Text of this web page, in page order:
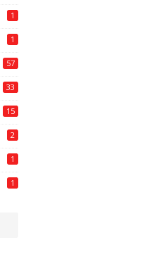
1
1
57
33
15
2
1
1